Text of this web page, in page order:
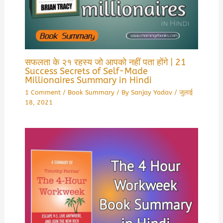
सफलता के २१ रहस्य जो आपको नहीं पता होंगे | 21
Success Secrets of Self-Made
Millionaires Summary in Hindi
1 Comment / Book Summary/ By Sanjay Yadav /जुलाई
18, 2021